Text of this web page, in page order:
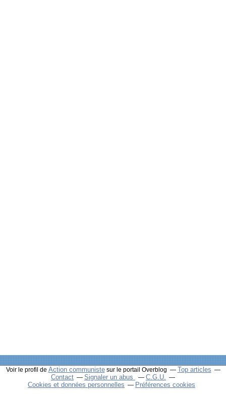
Voir le profil de Action communistesur le portail Overblog
Top articles
Contact
Signaler un abus
C.G.U.
Cookies et données personnelles
Préférences cookies